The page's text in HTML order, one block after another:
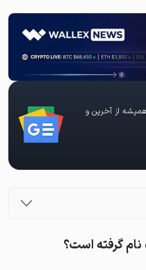
از آخرین و
نام گرفته است؟